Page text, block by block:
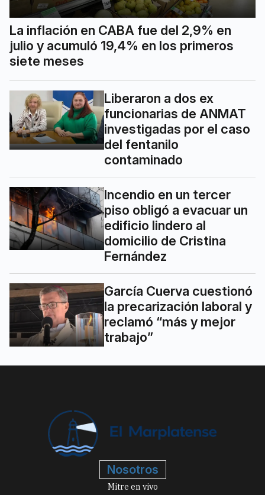
La inflación en CABA fue del 2,9% en
julio y acumuló 19,4% en los primeros
siete meses
Liberaron a dos ex
funcionarias de ANMAT
investigadas por el caso
del fentanilo
contaminado
Incendio en un tercer
piso obligó a evacuar un
edificio lindero al
domicilio de Cristina
Fernández
García Cuerva cuestionó
la precarización laboral y
reclamó “más y mejor
trabajo”
Nosotros
Mitre en vivo